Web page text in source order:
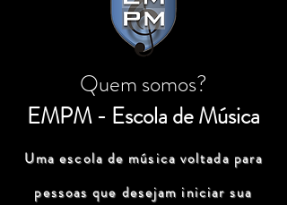
Quem somos?
EMPM - Escola de Música
Uma escola de música voltada para
pessoas que desejam iniciar sua